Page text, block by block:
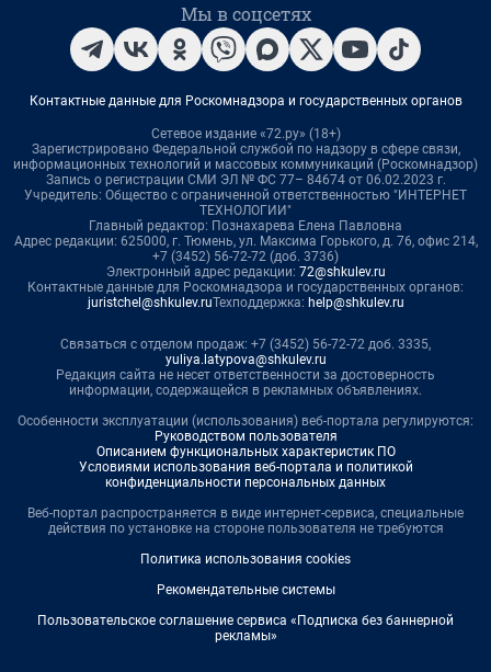
Мы в соцсетях
Контактные данные для Роскомнадзора и государственных органов
Сетевое издание «72.ру» (18+)
Зарегистрировано Федеральной службой по надзору в сфере связи,
информационных технологий и массовых коммуникаций (Роскомнадзор)
Запись о регистрации СМИ ЭЛ № ФС 77– 84674 от 06.02.2023 г.
Учредитель: Общество с ограниченной ответственностью "ИНТЕРНЕТ
ТЕХНОЛОГИИ"
Главный редактор: Познахарева Елена Павловна
Адрес редакции: 625000, г. Тюмень, ул. Максима Горького, д. 76, офис 214,
+7 (3452) 56-72-72 (доб. 3736)
Электронный адрес редакции: 72@shkulev.ru
Контактные данные для Роскомнадзора и государственных органов:
juristchel@shkulev.ruТехподдержка: help@shkulev.ru
Связаться с отделом продаж: +7 (3452) 56-72-72 доб. 3335,
yuliya.latypova@shkulev.ru
Редакция сайта не несет ответственности за достоверность
информации, содержащейся в рекламных объявлениях.
Особенности эксплуатации (использования) веб-портала регулируются:
Руководством пользователя
Описанием функциональных характеристик ПО
Условиями использования веб-портала и политикой
конфиденциальности персональных данных
Веб-портал распространяется в виде интернет-сервиса, специальные
действия по установке на стороне пользователя не требуются
Политика использования cookies
Рекомендательные системы
Пользовательское соглашение сервиса «Подписка без баннерной
рекламы»